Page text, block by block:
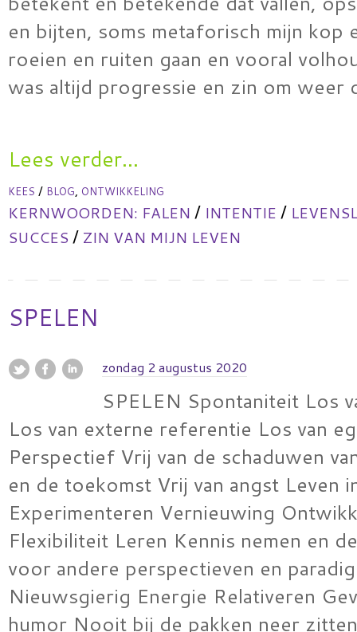
en bijten, soms metaforisch mijn kop
roeien en ruiten gaan en vooral
was altijd progressie en zin om
Lees verder...
KEES / BLOG, ONTWIKKELING
KERNWOORDEN: FALEN / INTENTIE /
SUCCES / ZIN VAN MIJN LEVEN
SPELEN
zondag 2 augustus 2020
SPELEN Spontaniteit Los
Los van externe referentie Los van
Perspectief Vrij van de schaduwen
en de toekomst Vrij van angst Leven
Experimenteren Vernieuwing
Flexibiliteit Leren Kennis nemen en
voor andere perspectieven en
Nieuwsgierig Energie Relativeren
humor Nooit bij de pakken neer